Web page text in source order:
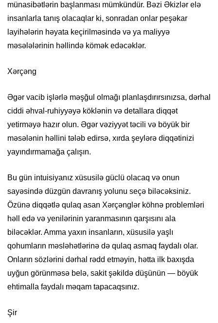
münasibətlərin başlanması mümkündür. Bəzi Əkizlər elə
insanlarla tanış olacaqlar ki, sonradan onlar peşəkar
layihələrin həyata keçirilməsində və ya maliyyə
məsələlərinin həllində kömək edəcəklər.
Xərçəng
Əgər vacib işlərlə məşğul olmağı planlaşdırırsınızsa, dərhal
ciddi əhval-ruhiyyəyə köklənin və detallara diqqət
yetirməyə hazır olun. Əgər vəziyyət təcili və böyük bir
məsələnin həllini tələb edirsə, xırda şeylərə diqqətinizi
yayındırmamağa çalışın.
Bu gün intuisiyanız xüsusilə güclü olacaq və onun
sayəsində düzgün davranış yolunu seçə biləcəksiniz.
Özünə diqqətlə qulaq asan Xərçənglər köhnə problemləri
həll edə və yenilərinin yaranmasının qarşısını ala
biləcəklər. Amma yaxın insanların, xüsusilə yaşlı
qohumların məsləhətlərinə də qulaq asmaq faydalı olar.
Onların sözlərini dərhal rədd etməyin, hətta ilk baxışda
uyğun görünməsə belə, sakit şəkildə düşünün — böyük
ehtimalla faydalı məqam tapacaqsınız.
Şir